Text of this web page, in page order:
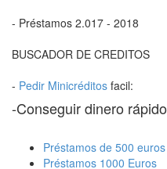
- Préstamos 2.017 - 2018
BUSCADOR DE CREDITOS
- Pedir Minicréditos facil:
-Conseguir dinero rápido
Préstamos de 500 euros
Préstamos 1000 Euros